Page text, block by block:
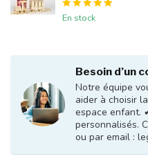
En stock
Besoin d’un
Notre équipe
aider à choisir
espace enfant.
personnalisés.
ou par email :